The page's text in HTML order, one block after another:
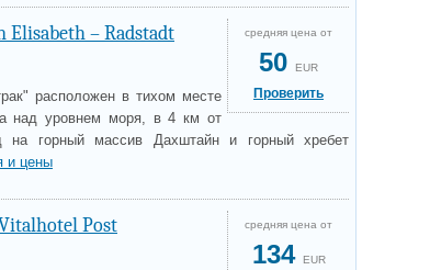
средняя цена от
50 EUR
Проверить
Elisabeth – Radstadt
расположен в тихом месте
над уровнем моря, в 4 км от
на горный массив Дахштайн и горный хребет
и цены
средняя цена от
134 EUR
Post